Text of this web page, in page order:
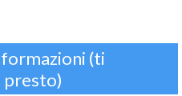
(ti